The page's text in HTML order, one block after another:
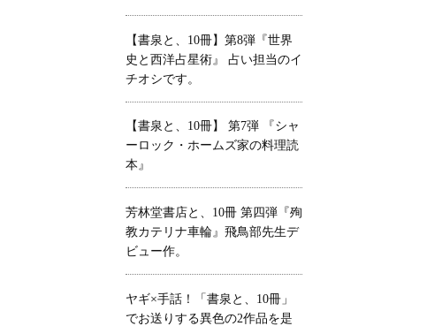
【書泉と、10冊】第8弾『世界
史と西洋占星術』 占い担当のイ
チオシです。
【書泉と、10冊】 第7弾 『シャ
ーロック・ホームズ家の料理読
本』
芳林堂書店と、10冊 第四弾『殉
教カテリナ車輪』飛鳥部先生デ
ビュー作。
ヤギ×手話！「書泉と、10冊」
でお送りする異色の2作品を是